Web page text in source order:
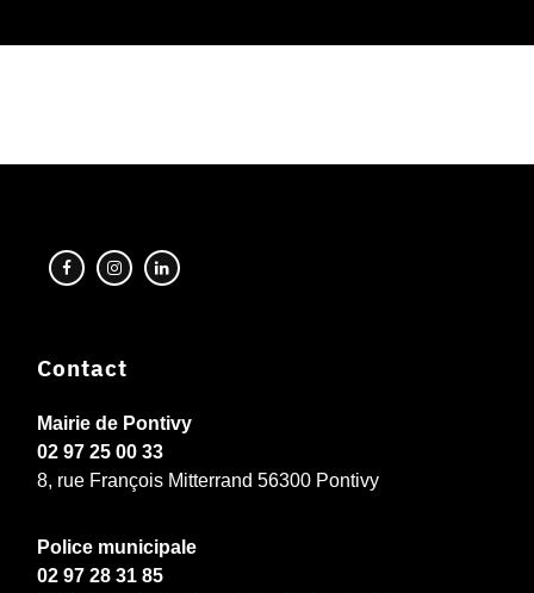
Contact
Mairie de Pontivy
02 97 25 00 33
8, rue François Mitterrand 56300 Pontivy
Police municipale
02 97 28 31 85